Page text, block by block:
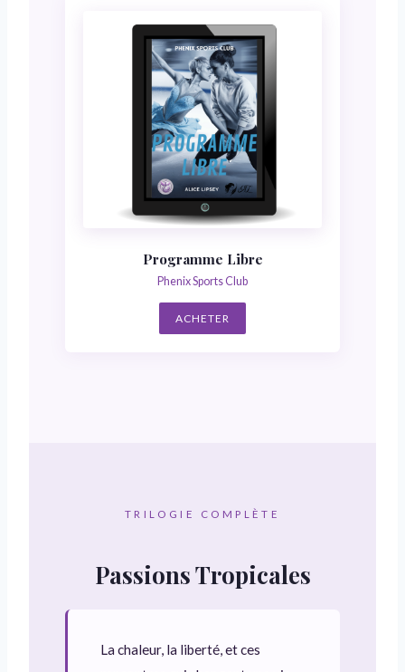
Programme Libre
Phenix Sports Club
ACHETER
TRILOGIE COMPLÈTE
Passions Tropicales
La chaleur, la liberté, et ces